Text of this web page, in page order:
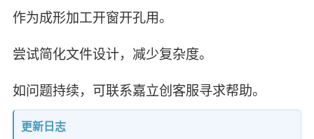
作为成形加工开窗开孔用。
尝试简化文件设计，减少复杂度。
如问题持续，可联系嘉立创客服寻求帮助。
更新日志